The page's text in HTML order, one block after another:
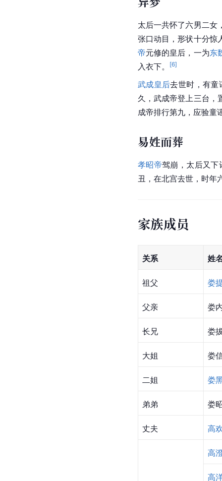
太后一共怀了六男二女
张口动目，形状十分惊
帝元修的皇后，一为东
入衣下。
[6]
武成皇后去世时，有童
久，武成帝登上三台，
成帝排行第九，应验童
易姓而葬
孝昭帝驾崩，太后又下
丑 ，在北宫去世，时年
家族成员
关系 姓
祖父 娄
父亲 娄
长兄 娄
大姐 娄
二姐 娄
弟弟 娄
丈夫 高
高
高